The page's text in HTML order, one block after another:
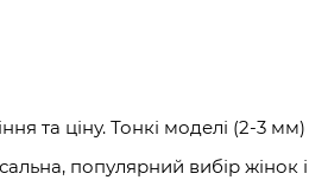
та ціну. Тонкі моделі (2-3
популярний вибір жінок